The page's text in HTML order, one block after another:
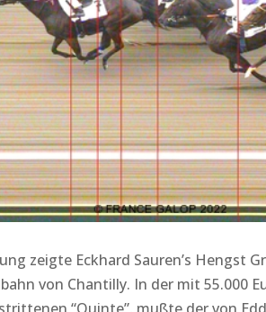
zeigte Eckhard Sauren’s Hengst
von Chantilly. In der mit 55.000